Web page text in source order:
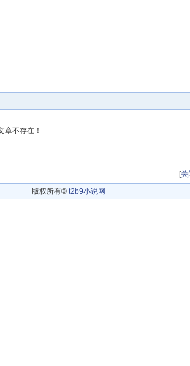
章不存在！
[关
版权所有© t2b9小说网